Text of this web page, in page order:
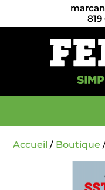
819
Accueil / Boutique